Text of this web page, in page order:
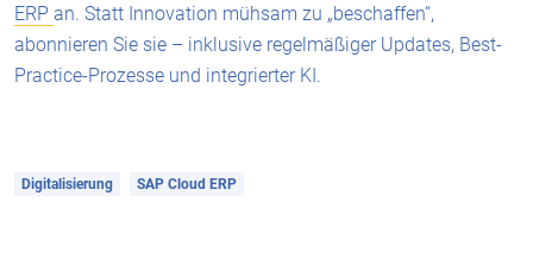
ERP an. Statt Innovation mühsam zu „beschaffen“,
abonnieren Sie sie – inklusive regelmäßiger Updates, Best-
Practice-Prozesse und integrierter KI.
Digitalisierung SAP Cloud ERP